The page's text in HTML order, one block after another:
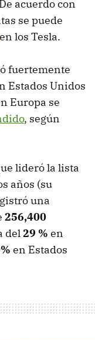
acuerdo con
se puede
en los Tesla.
fuertemente
Estados Unidos
Europa se
, según
lideró la lista
años (su
una
256,400
del29 % en
en Estados